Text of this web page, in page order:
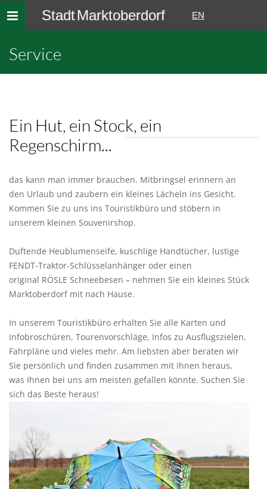
Toggle
navigation
Stadt Marktoberdorf EN
Service
Ein Hut, ein Stock, ein
Regenschirm...
das kann man immer brauchen. Mitbringsel erinnern an
den Urlaub und zaubern ein kleines Lächeln ins Gesicht.
Kommen Sie zu uns ins Touristikbüro und stöbern in
unserem kleinen Souvenirshop.
Duftende Heublumenseife, kuschlige Handtücher, lustige
FENDT-Traktor-Schlüsselanhänger oder einen
original RÖSLE Schneebesen – nehmen Sie ein kleines Stück
Marktoberdorf mit nach Hause.
In unserem Touristikbüro erhalten Sie alle Karten und
Infobroschüren, Tourenvorschläge, Infos zu Ausflugszielen,
Fahrpläne und vieles mehr. Am liebsten aber beraten wir
Sie persönlich und finden zusammen mit Ihnen heraus,
was Ihnen bei uns am meisten gefallen könnte. Suchen Sie
sich das Beste heraus!